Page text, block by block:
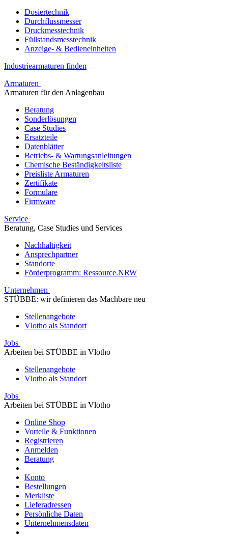
Dosiertechnik
Durchflussmesser
Druckmesstechnik
Füllstandsmesstechnik
Anzeige- & Bedieneinheiten
Industriearmaturen finden
Armaturen
Armaturen für den Anlagenbau
Beratung
Sonderlösungen
Case Studies
Ersatzteile
Datenblätter
Betriebs- & Wartungsanleitungen
Chemische Beständigkeitsliste
Preisliste Armaturen
Zertifikate
Formulare
Firmware
Service
Beratung, Case Studies und Services
Nachhaltigkeit
Ansprechpartner
Standorte
Förderprogramm: Ressource.NRW
Unternehmen
STÜBBE: wir definieren das Machbare neu
Stellenangebote
Vlotho als Standort
Jobs
Arbeiten bei STÜBBE in Vlotho
Stellenangebote
Vlotho als Standort
Jobs
Arbeiten bei STÜBBE in Vlotho
Online Shop
Vorteile & Funktionen
Registrieren
Anmelden
Beratung
Konto
Bestellungen
Merkliste
Lieferadressen
Persönliche Daten
Unternehmensdaten